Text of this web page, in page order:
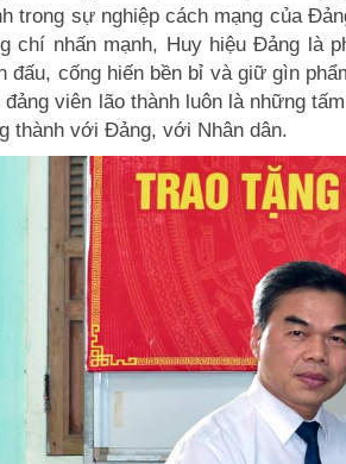
trong sự nghiệp cách mạng của
chí nhấn mạnh, Huy hiệu Đảng là
đấu, cống hiến bền bỉ và giữ gìn
đảng viên lão thành luôn là những
thành với Đảng, với Nhân dân.